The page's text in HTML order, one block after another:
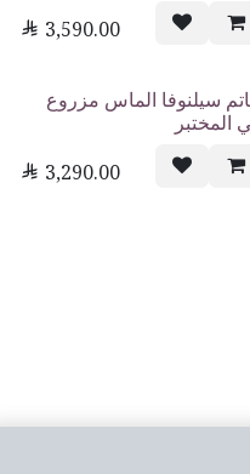
 3,590.00
سيلنوفا الماس مزروع
المختبر
 3,290.00